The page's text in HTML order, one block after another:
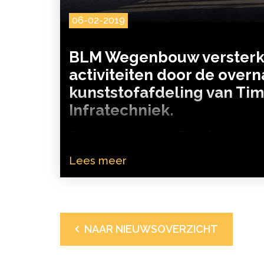
06-02-2019
BLM Wegenbouw
activiteiten door de
kunststofafdeling van
Infratechniek.
van Chemelot in Geleen. Het gaat
kunststofactiviteiten van
Lees meer
NAAR NIEUWSOVERZICHT